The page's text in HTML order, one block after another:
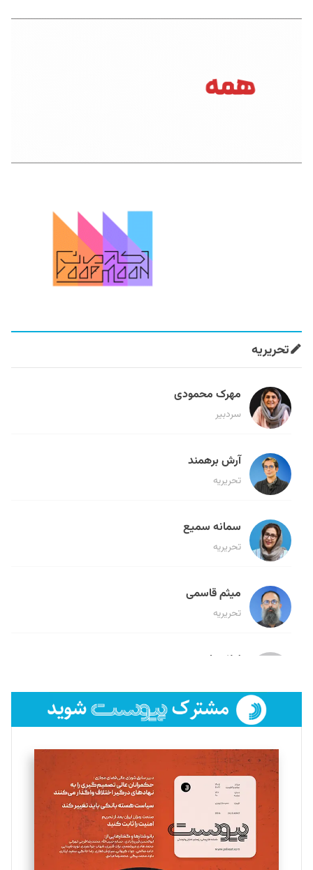
تحریریه
مهرک محمودی
سردبیر
آرش برهمند
تحریریه
سمانه سمیع
تحریریه
میثم قاسمی
تحریریه
لیلا حنارود
فائزه فتحی رستمی
تحریریه
سروش کرمیان
تحریریه
مینا پاکدل